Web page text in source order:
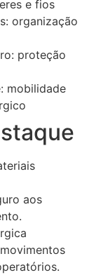
e fios
organização
proteção
mobilidade
aos